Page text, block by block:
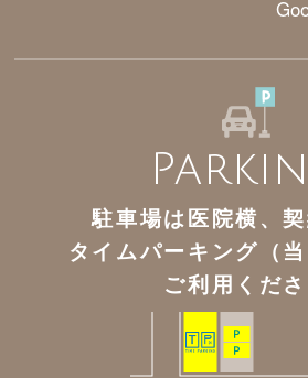
駐車場は医院横、
タイムパーキング（
ご利用くだ